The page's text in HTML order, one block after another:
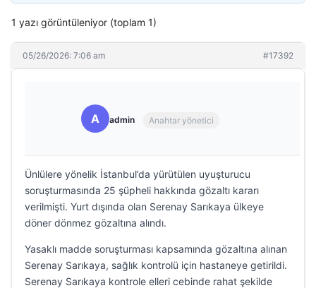
1 yazı görüntüleniyor (toplam 1)
05/26/2026: 7:06 am #17392
A admin Anahtar yönetici
Ünlülere yönelik İstanbul’da yürütülen uyuşturucu
soruşturmasında 25 şüpheli hakkında gözaltı kararı
verilmişti. Yurt dışında olan Serenay Sarıkaya ülkeye
döner dönmez gözaltına alındı.
Yasaklı madde soruşturması kapsamında gözaltına alınan
Serenay Sarıkaya, sağlık kontrolü için hastaneye getirildi.
Serenay Sarıkaya kontrole elleri cebinde rahat şekilde